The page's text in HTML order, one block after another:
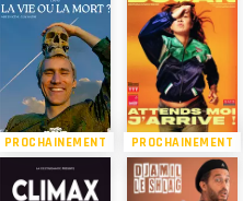
PROCHAINEMENT PROCHAINEMENT